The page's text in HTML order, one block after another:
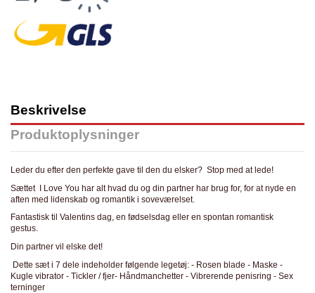
Beskrivelse
Produktoplysninger
Leder du efter den perfekte gave til den du elsker? Stop med at lede!
Sættet I Love You har alt hvad du og din partner har brug for, for at nyde en
aften med lidenskab og romantik i soveværelset.
Fantastisk til Valentins dag, en fødselsdag eller en spontan romantisk
gestus.
Din partner vil elske det!
Dette sæt i 7 dele indeholder følgende legetøj: - Rosen blade - Maske -
Kugle vibrator - Tickler / fjer- Håndmanchetter - Vibrerende penisring - Sex
terninger